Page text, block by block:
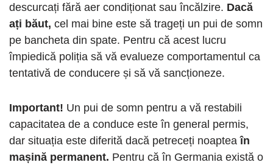
descurcați fără aer condiționat sau încălzire. Dacă
ați băut, cel mai bine este să trageți un pui de somn
pe bancheta din spate. Pentru că acest lucru
împiedică poliția să vă evalueze comportamentul ca
tentativă de conducere și să vă sancționeze.
Important! Un pui de somn pentru a vă restabili
capacitatea de a conduce este în general permis,
dar situația este diferită dacă petreceți noapteaîn
mașină permanent. Pentru că în Germania există o